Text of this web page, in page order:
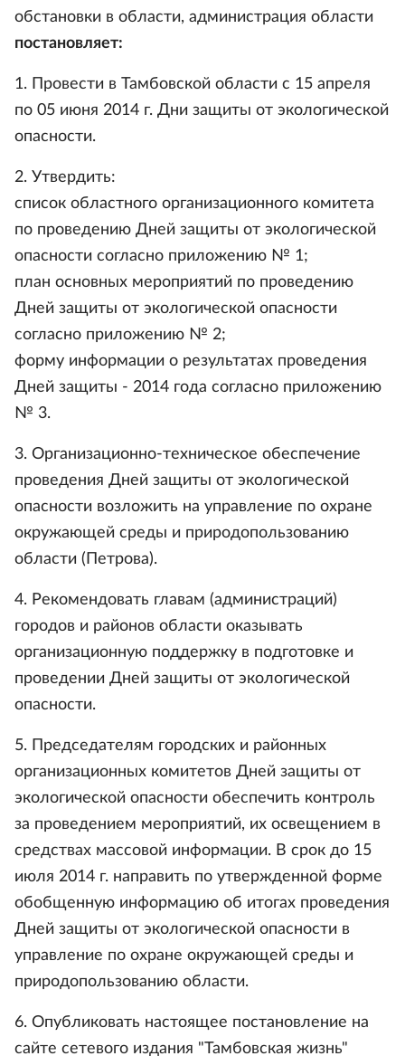
обстановки в области, администрация области
постановляет:
1. Провести в Тамбовской области с 15 апреля
по 05 июня 2014 г. Дни защиты от экологической
опасности.
2. Утвердить:
список областного организационного комитета
по проведению Дней защиты от экологической
опасности согласно приложению № 1;
план основных мероприятий по проведению
Дней защиты от экологической опасности
согласно приложению № 2;
форму информации о результатах проведения
Дней защиты - 2014 года согласно приложению
№ 3.
3. Организационно-техническое обеспечение
проведения Дней защиты от экологической
опасности возложить на управление по охране
окружающей среды и природопользованию
области (Петрова).
4. Рекомендовать главам (администраций)
городов и районов области оказывать
организационную поддержку в подготовке и
проведении Дней защиты от экологической
опасности.
5. Председателям городских и районных
организационных комитетов Дней защиты от
экологической опасности обеспечить контроль
за проведением мероприятий, их освещением в
средствах массовой информации. В срок до 15
июля 2014 г. направить по утвержденной форме
обобщенную информацию об итогах проведения
Дней защиты от экологической опасности в
управление по охране окружающей среды и
природопользованию области.
6. Опубликовать настоящее постановление на
сайте сетевого издания "Тамбовская жизнь"